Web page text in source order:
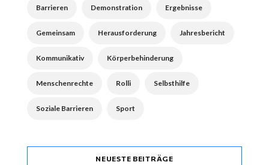
Barrieren Demonstration Ergebnisse
Gemeinsam Herausforderung Jahresbericht
Kommunikativ Körperbehinderung
Menschenrechte Rolli Selbsthilfe
Soziale Barrieren Sport
NEUESTE BEITRÄGE